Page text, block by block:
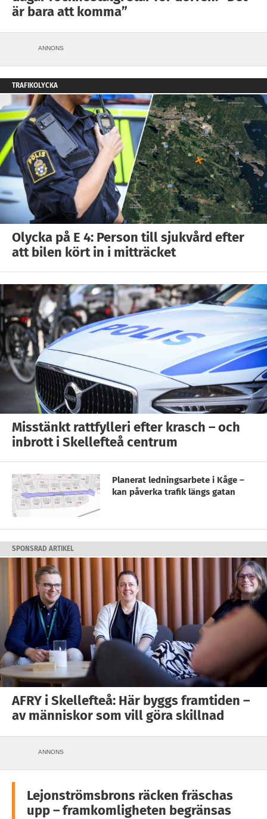
är bara att komma”
ANNONS
TRAFIKOLYCKA
Olycka på E 4: Person till sjukvård efter
att bilen kört in i mitträcket
Misstänkt rattfylleri efter krasch – och
inbrott i Skellefteå centrum
Planerat ledningsarbete i Kåge –
kan påverka trafik längs gatan
SPONSRAD ARTIKEL
AFRY i Skellefteå: Här byggs framtiden –
av människor som vill göra skillnad
ANNONS
Lejonströmsbrons räcken fräschas
upp – framkomligheten begränsas